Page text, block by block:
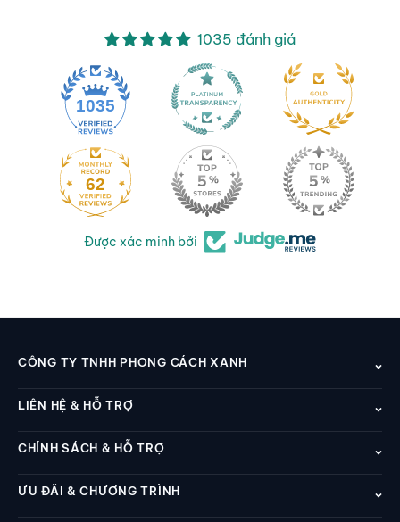
1035 đánh giá
1035
62
Được xác minh bởi
CÔNG TY TNHH PHONG CÁCH XANH
LIÊN HỆ & HỖ TRỢ
CHÍNH SÁCH & HỖ TRỢ
ƯU ĐÃI & CHƯƠNG TRÌNH